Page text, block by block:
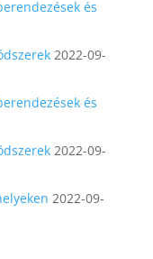
és
2022-09-
és
2022-09-
2022-09-